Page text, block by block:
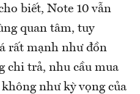
biết, Note 10 vẫn
quan tâm, tuy
rất mạnh như đồn
chi trả, nhu cầu mua
như kỳ vọng của